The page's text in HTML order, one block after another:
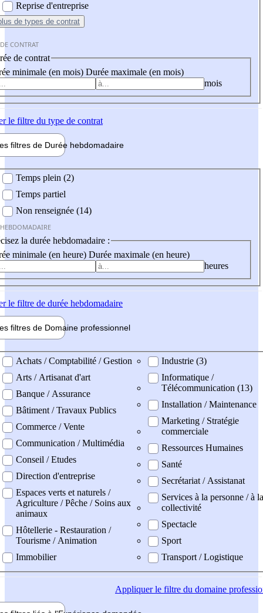
Reprise d'entreprise
de types de contrat
CONTRAT
de contrat
minimale (en mois) Durée maximale (en mois)
mois
le filtre du type de contrat
filtres de Durée hebdomadaire
Temps plein (2)
Temps partiel
Non renseignée (14)
la durée hebdomadaire :
minimale (en heure) Durée maximale (en heure)
heures
le filtre de durée hebdomadaire
filtres de Domaine professionnel
professionel
Achats / Comptabilité / Gestion
Arts / Artisanat d'art
Banque / Assurance
Bâtiment / Travaux Publics
Commerce / Vente
Communication / Multimédia
Conseil / Etudes
Direction d'entreprise
Espaces verts et naturels /
Agriculture / Pêche / Soins aux
animaux
Hôtellerie - Restauration /
Tourisme / Animation
Immobilier
Industrie (3)
Informatique /
Télécommunication (13)
Installation / Maintenance
Marketing / Stratégie
commerciale
Ressources Humaines
Santé
Secrétariat / Assistanat
Services à la personne / à la
collectivité
Spectacle
Sport
Transport / Logistique
Appliquerle filtre du domaine